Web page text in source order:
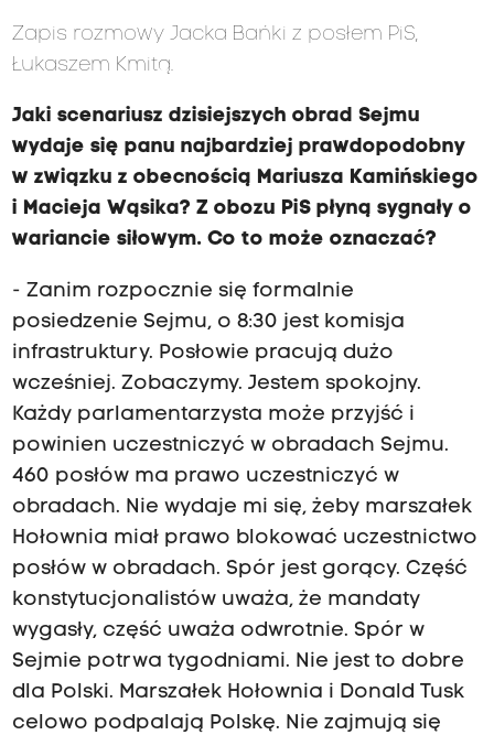
Zapis rozmowy Jacka Bańki z posłem PiS,
Łukaszem Kmitą.
Jaki scenariusz dzisiejszych obrad Sejmu
wydaje się panu najbardziej prawdopodobny
w związku z obecnością Mariusza Kamińskiego
i Macieja Wąsika? Z obozu PiS płyną sygnały o
wariancie siłowym. Co to może oznaczać?
- Zanim rozpocznie się formalnie
posiedzenie Sejmu, o 8:30 jest komisja
infrastruktury. Posłowie pracują dużo
wcześniej. Zobaczymy. Jestem spokojny.
Każdy parlamentarzysta może przyjść i
powinien uczestniczyć w obradach Sejmu.
460 posłów ma prawo uczestniczyć w
obradach. Nie wydaje mi się, żeby marszałek
Hołownia miał prawo blokować uczestnictwo
posłów w obradach. Spór jest gorący. Część
konstytucjonalistów uważa, że mandaty
wygasły, część uważa odwrotnie. Spór w
Sejmie potrwa tygodniami. Nie jest to dobre
dla Polski. Marszałek Hołownia i Donald Tusk
celowo podpalają Polskę. Nie zajmują się